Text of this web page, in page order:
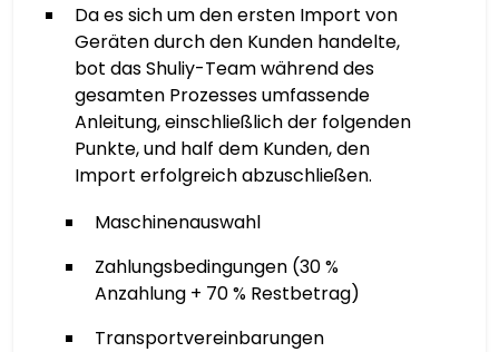
Da es sich um den ersten Import von
Geräten durch den Kunden handelte,
bot das Shuliy-Team während des
gesamten Prozesses umfassende
Anleitung, einschließlich der folgenden
Punkte, und half dem Kunden, den
Import erfolgreich abzuschließen.
Maschinenauswahl
Zahlungsbedingungen (30 %
Anzahlung + 70 % Restbetrag)
Transportvereinbarungen